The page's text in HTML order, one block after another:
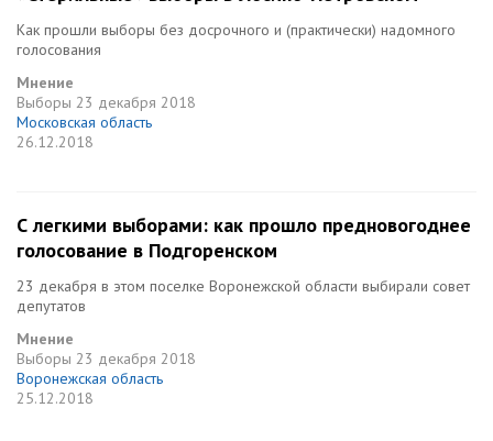
Как прошли выборы без досрочного и (практически) надомного
голосования
Мнение
Выборы 23 декабря 2018
Московская область
26.12.2018
С легкими выборами: как прошло предновогоднее
голосование в Подгоренском
23 декабря в этом поселке Воронежской области выбирали совет
депутатов
Мнение
Выборы 23 декабря 2018
Воронежская область
25.12.2018